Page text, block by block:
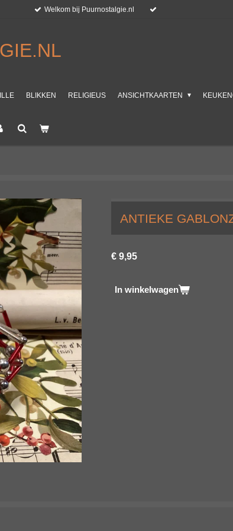
Welkom bij Puurnostalgie.nl
BLIKKEN RELIGIEUS ANSICHTKAARTEN
ANTIEKE
€ 9,95
In winkelwagen